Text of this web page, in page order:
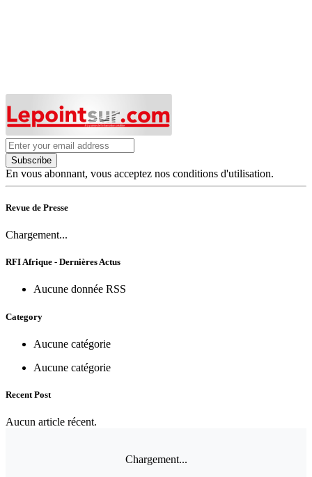
Subscribe
En vous abonnant, vous acceptez nos conditions d'utilisation.
Revue de Presse
Chargement...
RFI Afrique - Dernières Actus
Aucune donnée RSS
Category
Aucune catégorie
Aucune catégorie
Recent Post
Aucun article récent.
Chargement...